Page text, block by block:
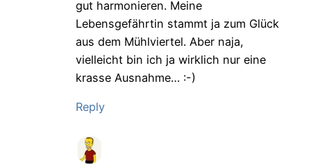
gut harmonieren. Meine
Lebensgefährtin stammt ja zum Glück
aus dem Mühlviertel. Aber naja,
vielleicht bin ich ja wirklich nur eine
krasse Ausnahme… :-)
Reply